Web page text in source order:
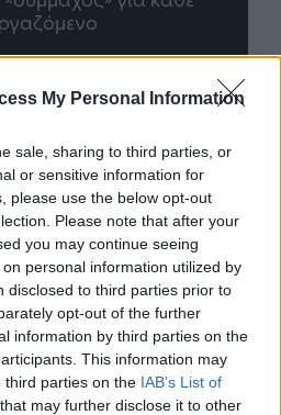
My Personal Information
sale, sharing to third parties, or
or sensitive information for
please use the below opt-out
Please note that after your
you may continue seeing
personal information utilized by
disclosed to third parties prior to
opt-out of the further
information by third parties on the
This information may
third parties on the IAB’s List of
that may further disclose it to other
της χρονιάς: 3
που πρέπει να
πριν αποφασίσεις
για το φθινόπωρο
26 08:00